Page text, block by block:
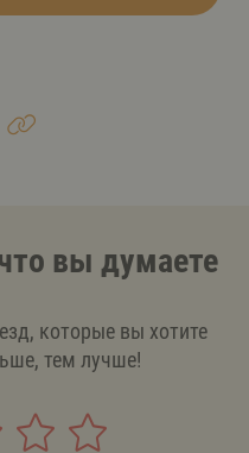
вы думаете
которые вы хотите
тем лучше!